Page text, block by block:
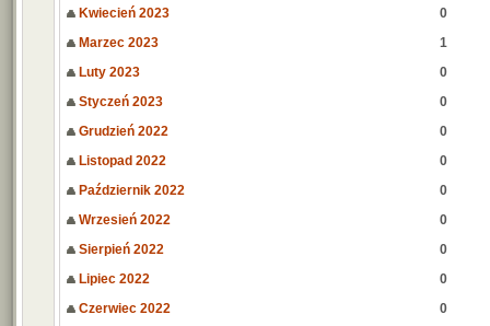
Kwiecień 2023
0
Marzec 2023
1
Luty 2023
0
Styczeń 2023
0
Grudzień 2022
0
Listopad 2022
0
Październik 2022
0
Wrzesień 2022
0
Sierpień 2022
0
Lipiec 2022
0
Czerwiec 2022
0